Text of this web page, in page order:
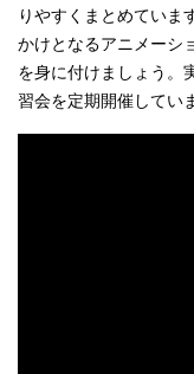
りやすくまとめていま
かけとなるアニメーシ
を身に付けましょう。
習会を定期開催してい